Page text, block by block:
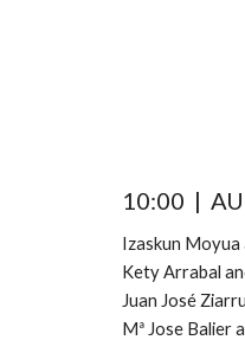
10:00 |
Izaskun Moyua
Kety Arrabal
Juan José
Mª Jose Balier